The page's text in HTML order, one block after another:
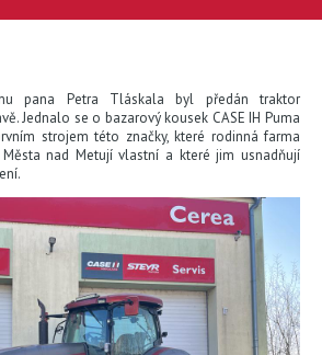
pana Petra Tláskala byl předán traktor
Jednalo se o bazarový kousek CASE IH Puma
strojem této značky, které rodinná farma
nad Metují vlastní a které jim usnadňují